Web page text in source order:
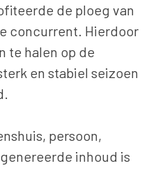
de ploeg van
concurrent. Hierdoor
te halen op de
en stabiel seizoen